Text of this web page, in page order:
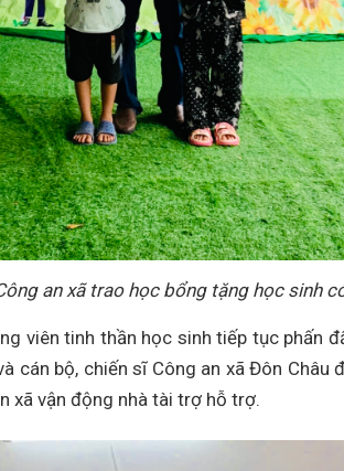
an xã trao học bổng tặng học sinh
viên tinh thần học sinh tiếp tục phấn
cán bộ, chiến sĩ Công an xã Đôn Châu
xã vận động nhà tài trợ hỗ trợ.